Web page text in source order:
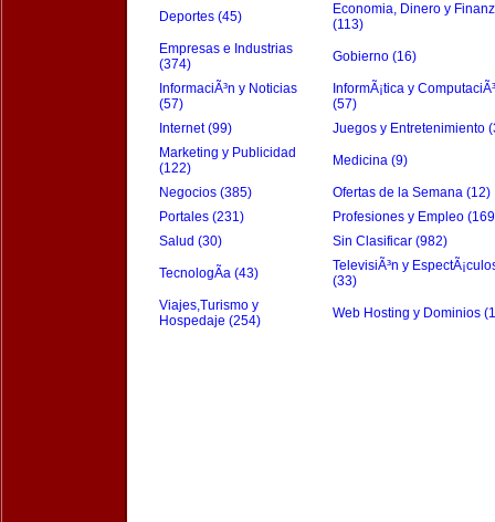
Deportes (45)
Economia, Dinero y
(113)
Empresas e Industrias
(374)
Gobierno (16)
InformaciÃ³n y Noticias
(57)
InformÃ¡tica y
(57)
Internet (99)
Juegos y Entretenimiento
Marketing y Publicidad
(122)
Medicina (9)
Negocios (385)
Ofertas de la Semana (12)
Portales (231)
Profesiones y Empleo
Salud (30)
Sin Clasificar (982)
TecnologÃ­a (43)
TelevisiÃ³n y
(33)
Viajes,Turismo y
Hospedaje (254)
Web Hosting y Dominios